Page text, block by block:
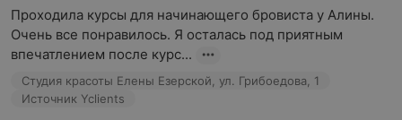
Проходила курсы для начинающего бровиста у Алины.
Очень все понравилось. Я осталась под приятным
впечатлением после курс...
Студия красоты Елены Езерской, ул. Грибоедова, 1
Источник Yclients